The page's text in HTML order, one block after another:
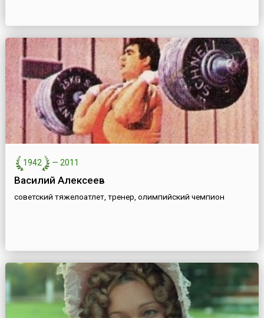
1942 — 2011
Василий Алексеев
советский тяжелоатлет, тренер, олимпийский чемпион